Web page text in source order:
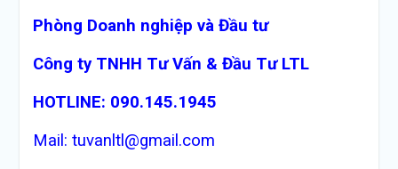
Phòng Doanh nghiệp và Đầu tư
Công ty TNHH Tư Vấn & Đầu Tư LTL
HOTLINE: 090.145.1945
Mail: tuvanltl@gmail.com